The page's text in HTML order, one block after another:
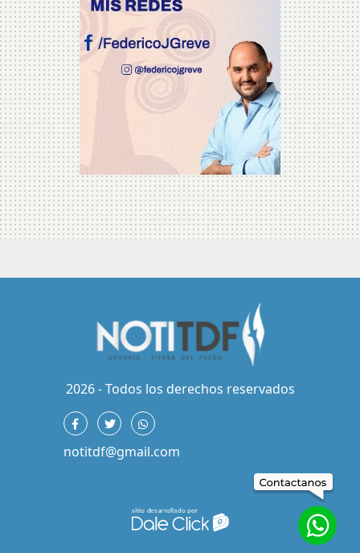
2026 - Todos los derechos reservados
notitdf@gmail.com